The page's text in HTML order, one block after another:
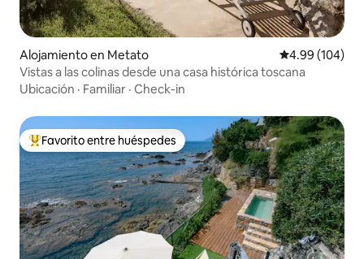
Alojamiento en Metato Calificación
4.99 (104)
Vistas a las colinas desde una casa histórica toscana
Ubicación · Familiar · Check-in
Favorito entre huéspedes preferido
Favorito entre huéspedes